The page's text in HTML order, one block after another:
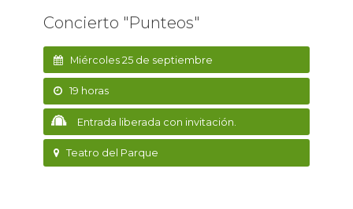
Concierto "Punteos"
Miércoles 25 de septiembre
19 horas
Entrada liberada con invitación.
Teatro del Parque